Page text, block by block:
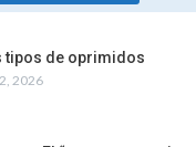
tipos de oprimidos
2026